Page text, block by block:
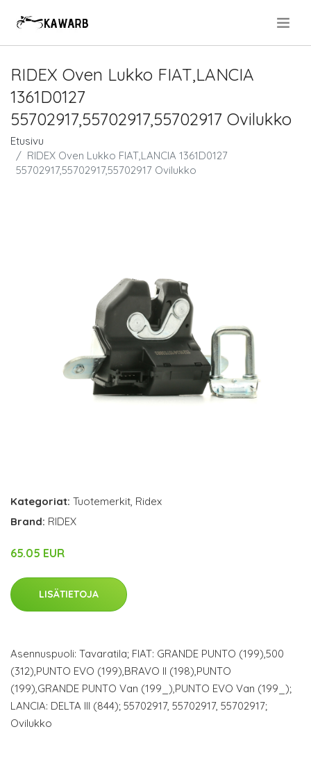
RIDEX Oven Lukko FIAT,LANCIA
1361D0127
55702917,55702917,55702917 Ovilukko
Etusivu
RIDEX Oven Lukko FIAT,LANCIA 1361D0127
55702917,55702917,55702917 Ovilukko
Kategoriat: Tuotemerkit, Ridex
Brand: RIDEX
65.05 EUR
LISÄTIETOJA
Asennuspuoli: Tavaratila; FIAT: GRANDE PUNTO (199),500
(312),PUNTO EVO (199),BRAVO II (198),PUNTO
(199),GRANDE PUNTO Van (199_),PUNTO EVO Van (199_);
LANCIA: DELTA III (844); 55702917, 55702917, 55702917;
Ovilukko